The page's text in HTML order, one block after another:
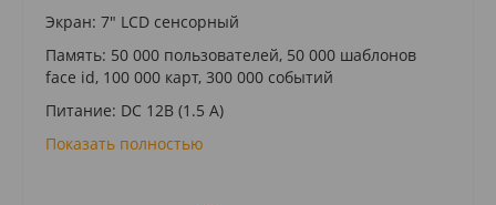
Экран: 7" LCD сенсорный
Память: 50 000 пользователей, 50 000 шаблонов
face id, 100 000 карт, 300 000 событий
Питание: DC 12В (1.5 A)
Показать полностью